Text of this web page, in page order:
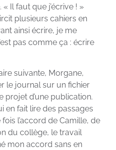
Il faut que j’écrive ! »
plusieurs cahiers en
ainsi écrire, je me
pas comme ça : écrire
suivante, Morgane,
le journal sur un fichier
projet d’une publication.
en fait lire des passages
fois l’accord de Camille, de
du collège, le travail
mon accord sans en